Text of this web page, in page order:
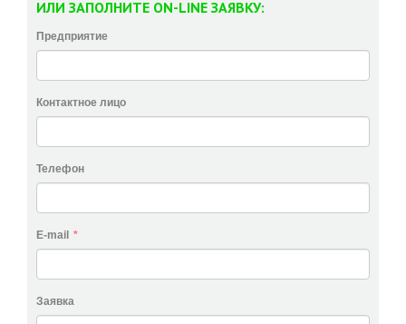
ИЛИ ЗАПОЛНИТЕ ON-LINE ЗАЯВКУ:
Предприятие
Контактное лицо
Телефон
E-mail *
Заявка